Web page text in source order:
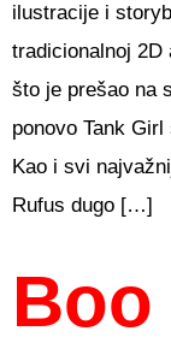
ilustracije i
tradicionalnoj 2D
što je prešao na
ponovo Tank
Kao i svi
Rufus dugo […]